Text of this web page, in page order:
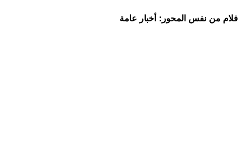
افلام من نفس المحور: أخبار عامة